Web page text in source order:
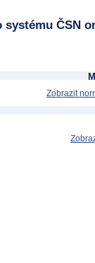
systému ČSN
Zobrazit